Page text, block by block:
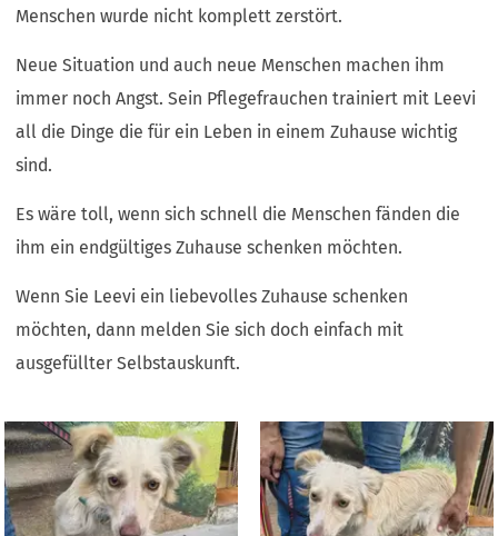
Menschen wurde nicht komplett zerstört.
Neue Situation und auch neue Menschen machen ihm
immer noch Angst. Sein Pflegefrauchen trainiert mit Leevi
all die Dinge die für ein Leben in einem Zuhause wichtig
sind.
Es wäre toll, wenn sich schnell die Menschen fänden die
ihm ein endgültiges Zuhause schenken möchten.
Wenn Sie Leevi ein liebevolles Zuhause schenken
möchten, dann melden Sie sich doch einfach mit
ausgefüllter Selbstauskunft.